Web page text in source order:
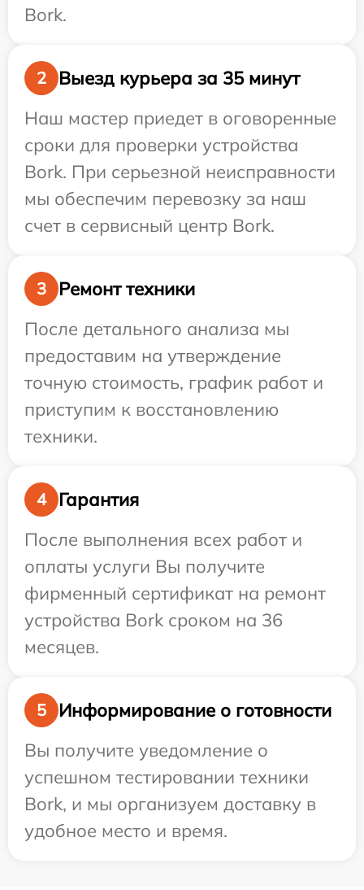
Bork.
2
Выезд курьера за 35 минут
Наш мастер приедет в оговоренные
сроки для проверки устройства
Bork. При серьезной неисправности
мы обеспечим перевозку за наш
счет в сервисный центр Bork.
3
Ремонт техники
После детального анализа мы
предоставим на утверждение
точную стоимость, график работ и
приступим к восстановлению
техники.
4
Гарантия
После выполнения всех работ и
оплаты услуги Вы получите
фирменный сертификат на ремонт
устройства Bork сроком на 36
месяцев.
5
Информирование о готовности
Вы получите уведомление о
успешном тестировании техники
Bork, и мы организуем доставку в
удобное место и время.